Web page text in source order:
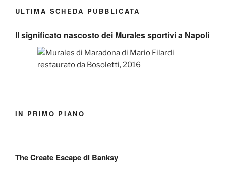
ULTIMA SCHEDA PUBBLICATA
Il significato nascosto dei Murales sportivi a Napoli
IN PRIMO PIANO
The Create Escape di Banksy